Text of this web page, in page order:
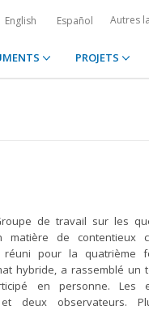
English Español Autres
PROJETS
de travail sur les
matière de contentieux
réuni pour la quatrième
hybride, a rassemblé un
en personne. Les
deux observateurs.